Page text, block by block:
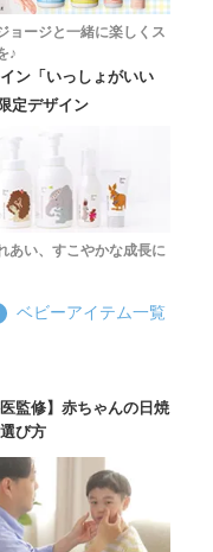
ョージと一緒に楽しくス
♪
ン「いっしょがいい
定デザイン
あい、すこやかな成長に
ベビーアイテム一覧
医監修】赤ちゃんの日焼
び方